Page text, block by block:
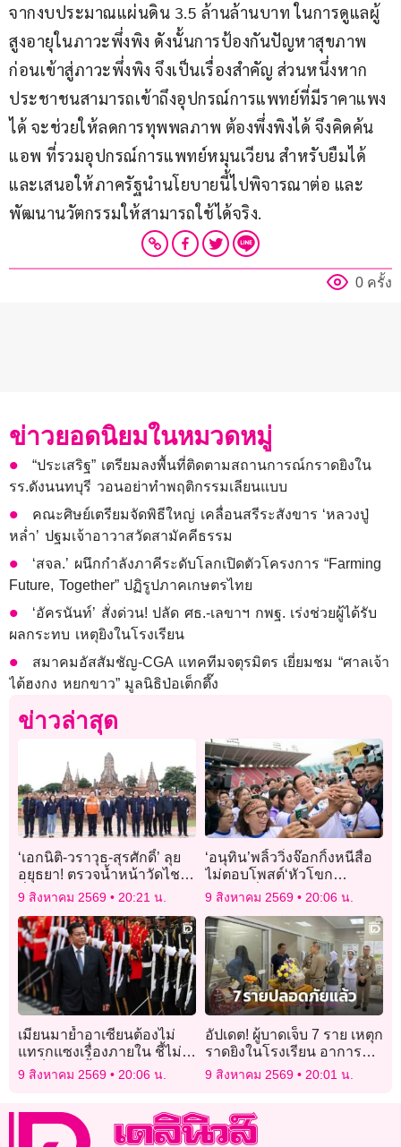
จากงบประมาณแผ่นดิน 3.5 ล้านล้านบาท ในการดูแลผู้
สูงอายุในภาวะพึ่งพิง ดังนั้นการป้องกันปัญหาสุขภาพ
ก่อนเข้าสู่ภาวะพึ่งพิง จึงเป็นเรื่องสำคัญ ส่วนหนึ่งหาก
ประชาชนสามารถเข้าถึงอุปกรณ์การแพทย์ที่มีราคาแพง
ได้ จะช่วยให้ลดการทุพพลภาพ ต้องพึ่งพิงได้ จึงคิดค้น
แอพ ที่รวมอุปกรณ์การแพทย์หมุนเวียน สำหรับยืมได้
และเสนอให้ภาครัฐนำนโยบายนี้ไปพิจารณาต่อ และ
พัฒนานวัตกรรมให้สามารถใช้ได้จริง.
0 ครั้ง
ข่าวยอดนิยมในหมวดหมู่
“ประเสริฐ” เตรียมลงพื้นที่ติดตามสถานการณ์กราดยิงใน
รร.ดังนนทบุรี วอนอย่าทำพฤติกรรมเลียนแบบ
คณะศิษย์เตรียมจัดพิธีใหญ่ เคลื่อนสรีระสังขาร ‘หลวงปู่
หล่ำ’ ปฐมเจ้าอาวาสวัดสามัคคีธรรม
‘สจล.’ ผนึกกำลังภาคีระดับโลกเปิดตัวโครงการ “Farming
Future, Together” ปฏิรูปภาคเกษตรไทย
‘อัครนันท์’ สั่งด่วน! ปลัด ศธ.-เลขาฯ กพฐ. เร่งช่วยผู้ได้รับ
ผลกระทบ เหตุยิงในโรงเรียน
สมาคมอัสสัมชัญ-CGA แทคทีมจตุรมิตร เยี่ยมชม “ศาลเจ้า
ไต้ฮงกง หยกขาว” มูลนิธิป่อเต็กตึ๊ง
ข่าวล่าสุด
‘เอกนิติ-วราวุธ-สุรศักดิ์’ ลุย
อยุธยา! ตรวจน้ำหน้าวัดไชยฯ
ลั่นพร้อมรับมือฝนปี69
9 สิงหาคม 2569 20:21 น.
‘อนุทิน’พลิ้ววิ่งจ๊อกกิ้งหนีสื่อ
ไม่ตอบโพสต์‘หัวโขก
กำแพง’สื่อถึงใคร
9 สิงหาคม 2569 20:06 น.
เมียนมาย้ำอาเซียนต้องไม่
แทรกแซงเรื่องภายใน ชี้ไม่
จำเป็นต้องตั้งผู้แทนพิเศษ
9 สิงหาคม 2569 20:06 น.
อัปเดต! ผู้บาดเจ็บ 7 ราย เหตุก
ราดยิงในโรงเรียน อาการ
ปลอดภัย พ้นขีดอันตรายแล้ว
9 สิงหาคม 2569 20:01 น.